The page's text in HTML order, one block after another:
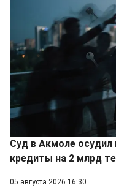
Суд в Акмоле
кредиты на 2 млрд
05 августа 2026 16:30